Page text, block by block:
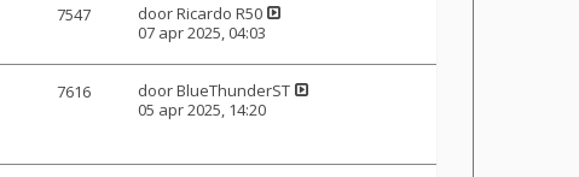
7547 doorRicardo R50
07 apr 2025, 04:03
7616 doorBlueThunderST
05 apr 2025, 14:20